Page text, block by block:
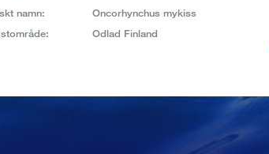
namn:
Oncorhynchus mykiss
Odlad Finland